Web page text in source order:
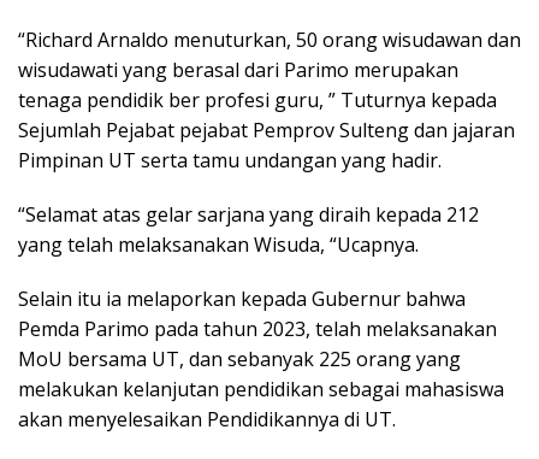
“Richard Arnaldo menuturkan, 50 orang wisudawan dan
wisudawati yang berasal dari Parimo merupakan
tenaga pendidik ber profesi guru, ” Tuturnya kepada
Sejumlah Pejabat pejabat Pemprov Sulteng dan jajaran
Pimpinan UT serta tamu undangan yang hadir.
“Selamat atas gelar sarjana yang diraih kepada 212
yang telah melaksanakan Wisuda, “Ucapnya.
Selain itu ia melaporkan kepada Gubernur bahwa
Pemda Parimo pada tahun 2023, telah melaksanakan
MoU bersama UT, dan sebanyak 225 orang yang
melakukan kelanjutan pendidikan sebagai mahasiswa
akan menyelesaikan Pendidikannya di UT.